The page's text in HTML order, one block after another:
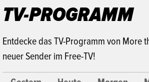
EMPFANG
TV-PROGRAMM
Entdecke das TV-Programm von More
neuer Sender im Free-TV!